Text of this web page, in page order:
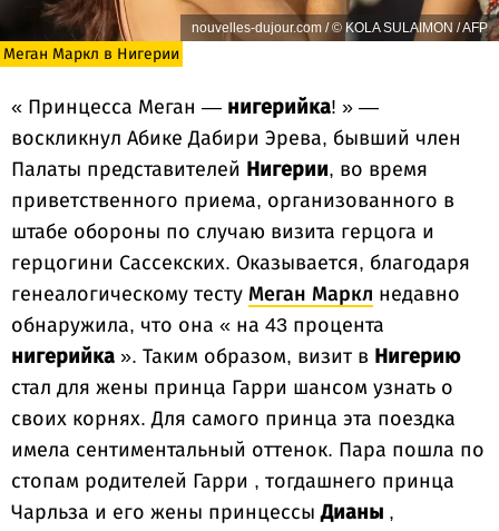
nouvelles-dujour.com / © KOLA SULAIMON / AFP
Меган Маркл в Нигерии
« Принцесса Меган — нигерийка! » —
воскликнул Абике Дабири Эрева, бывший член
Палаты представителей Нигерии, во время
приветственного приема, организованного в
штабе обороны по случаю визита герцога и
герцогини Сассекских. Оказывается, благодаря
генеалогическому тесту Меган Маркл недавно
обнаружила, что она « на 43 процента
нигерийка ». Таким образом, визит в Нигерию
стал для жены принца Гарри шансом узнать о
своих корнях. Для самого принца эта поездка
имела сентиментальный оттенок. Пара пошла по
стопам родителей Гарри , тогдашнего принца
Чарльза и его жены принцессыДианы ,